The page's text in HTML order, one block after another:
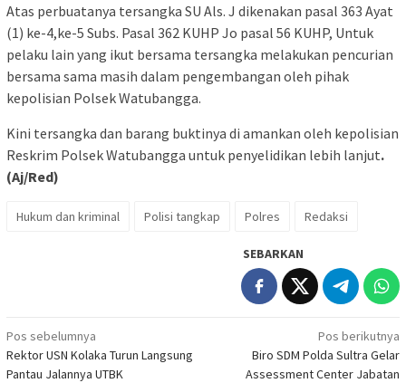
Atas perbuatanya tersangka SU Als. J dikenakan pasal 363 Ayat
(1) ke-4,ke-5 Subs. Pasal 362 KUHP Jo pasal 56 KUHP, Untuk
pelaku lain yang ikut bersama tersangka melakukan pencurian
bersama sama masih dalam pengembangan oleh pihak
kepolisian Polsek Watubangga.
Kini tersangka dan barang buktinya di amankan oleh kepolisian
Reskrim Polsek Watubangga untuk penyelidikan lebih lanjut.
(Aj/Red)
Hukum dan kriminal Polisi tangkap Polres Redaksi
SEBARKAN
Navigasi
pos
Pos sebelumnya
Rektor USN Kolaka Turun Langsung
Pantau Jalannya UTBK
Pos berikutnya
Biro SDM Polda Sultra Gelar
Assessment Center Jabatan